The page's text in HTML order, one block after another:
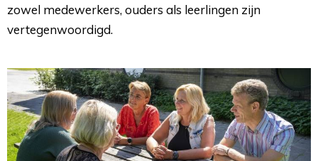
zowel medewerkers, ouders als leerlingen zijn
vertegenwoordigd.